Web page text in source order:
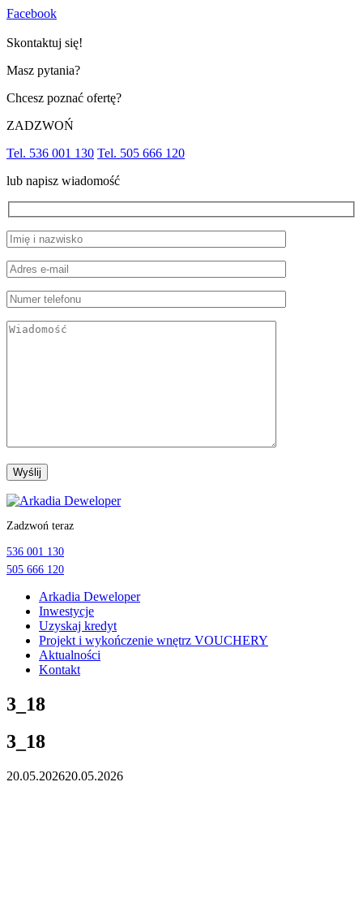
Facebook
Skontaktuj się!
Masz pytania?
Chcesz poznać ofertę?
ZADZWOŃ
Tel. 536 001 130 Tel. 505 666 120
lub napisz wiadomość
Przejdź
treści
Zadzwoń teraz
536 001 130
505 666 120
Arkadia Deweloper
Inwestycje
Uzyskaj kredyt
Projekt i wykończenie wnętrz VOUCHERY
Aktualności
Kontakt
3_18
3_18
20.05.202620.05.2026